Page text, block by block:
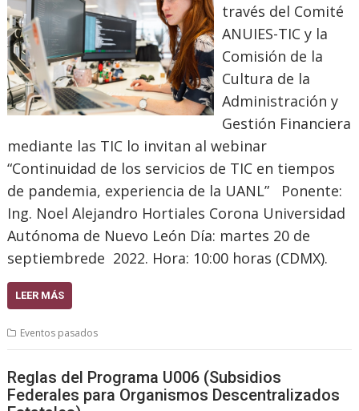
través del Comité
ANUIES-TIC y la
Comisión de la
Cultura de la
Administración y
Gestión Financiera
mediante las TIC lo invitan al webinar
“Continuidad de los servicios de TIC en tiempos
de pandemia, experiencia de la UANL” Ponente:
Ing. Noel Alejandro Hortiales Corona Universidad
Autónoma de Nuevo León Día: martes 20 de
septiembrede 2022. Hora: 10:00 horas (CDMX).
LEER MÁS
Eventos pasados
Reglas del Programa U006 (Subsidios
Federales para Organismos Descentralizados